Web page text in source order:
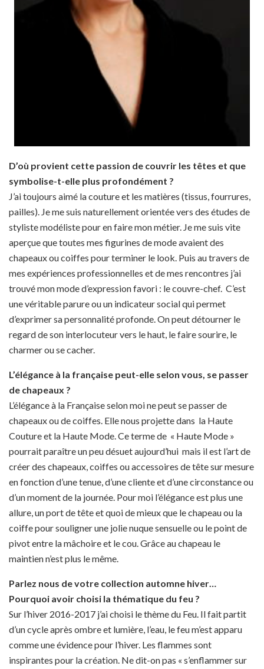
D’où provient cette passion de couvrir les têtes et que
symbolise-t-elle plus profondément ?
J’ai toujours aimé la couture et les matières (tissus, fourrures,
pailles). Je me suis naturellement orientée vers des études de
styliste modéliste pour en faire mon métier. Je me suis vite
aperçue que toutes mes figurines de mode avaient des
chapeaux ou coiffes pour terminer le look. Puis au travers de
mes expériences professionnelles et de mes rencontres j’ai
trouvé mon mode d’expression favori : le couvre-chef. C’est
une véritable parure ou un indicateur social qui permet
d’exprimer sa personnalité profonde. On peut détourner le
regard de son interlocuteur vers le haut, le faire sourire, le
charmer ou se cacher.
L’élégance à la française peut-elle selon vous, se passer
de chapeaux ?
L’élégance à la Française selon moi ne peut se passer de
chapeaux ou de coiffes. Elle nous projette dans la Haute
Couture et la Haute Mode. Ce terme de « Haute Mode »
pourrait paraître un peu désuet aujourd’hui mais il est l’art de
créer des chapeaux, coiffes ou accessoires de tête sur mesure
en fonction d’une tenue, d’une cliente et d’une circonstance ou
d’un moment de la journée. Pour moi l’élégance est plus une
allure, un port de tête et quoi de mieux que le chapeau ou la
coiffe pour souligner une jolie nuque sensuelle ou le point de
pivot entre la mâchoire et le cou. Grâce au chapeau le
maintien n’est plus le même.
Parlez nous de votre collection automne hiver…
Pourquoi avoir choisi la thématique du feu ?
Sur l’hiver 2016-2017 j’ai choisi le thème du Feu. Il fait partit
d’un cycle après ombre et lumière, l’eau, le feu m’est apparu
comme une évidence pour l’hiver. Les flammes sont
inspirantes pour la création. Ne dit-on pas « s’enflammer sur